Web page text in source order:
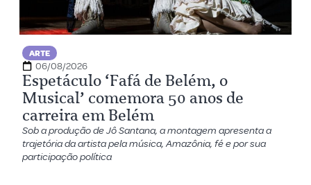
ARTE
06/08/2026
Espetáculo ‘Fafá de Belém, o
Musical’ comemora 50 anos de
carreira em Belém
Sob a produção de Jô Santana, a montagem apresenta a
trajetória da artista pela música, Amazônia, fé e por sua
participação política